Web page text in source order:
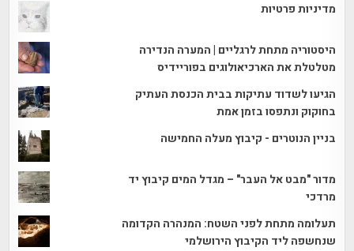
מדיניות פרטיות
היסטוריה מתחת לרגליים | המערה הנדירה
מטלטלת את הארכיאולוגים בפוריידיס
הגיעו לשדוד עתיקות בבית הכנסת העתיק
בחוקוק ונתפסו בזמן אמת
בניין הנוטרים - קיבוץ מעלה החמישה
מדור "מבט אל העבר" – מגדל המים קיבוץ יד
מרדכי
תעלומה מתחת לפני השטח: המנהרה הקדומה
שנחשפה ליד הקיבוץ הירושלמי